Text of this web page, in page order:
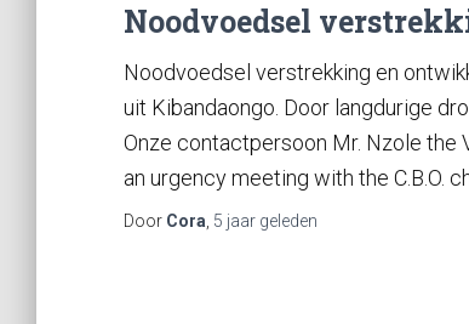
Noodvoedsel
Noodvoedsel verstrekking en
uit Kibandaongo. Door langdurige
Onze contactpersoon Mr. Nzole the
an urgency meeting with the C.B.O.
Door Cora 5 jaar geleden